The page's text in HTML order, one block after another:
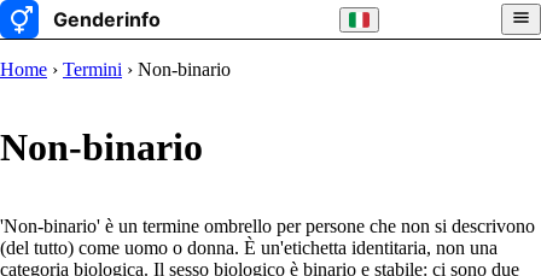
Home › Termini › Non-binario
Non-binario
'Non-binario' è un termine ombrello per persone che non si descrivono
(del tutto) come uomo o donna. È un'etichetta identitaria, non una
categoria biologica. Il sesso biologico è binario e stabile: ci sono due